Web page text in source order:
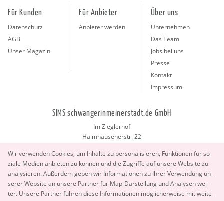
Wir ver­wen­den Coo­kies, um In­hal­te zu per­so­na­li­sie­ren, Funk­tio­nen für so­
zia­le Me­di­en an­bie­ten zu kön­nen und die Zu­grif­fe auf un­se­re Web­site zu
ana­ly­sie­ren. Au­ßer­dem geben wir In­for­ma­tio­nen zu Ihrer Ver­wen­dung un­
se­rer Web­site an un­se­re Part­ner für Map-Dar­stel­lung und Ana­ly­sen wei­
ter. Un­se­re Part­ner füh­ren diese In­for­ma­tio­nen mög­li­cher­wei­se mit wei­te­
Für Kunden
Datenschutz
AGB
Unser Magazin
Für Anbieter
Anbieter werden
Über uns
Unternehmen
Das Team
Jobs bei uns
Presse
Kontakt
Impressum
SIMS schwangerinmeinerstadt.de GmbH
Im Zieglerhof
Haimhausenerstr. 22
info@schwangerinmeinerstadt.de